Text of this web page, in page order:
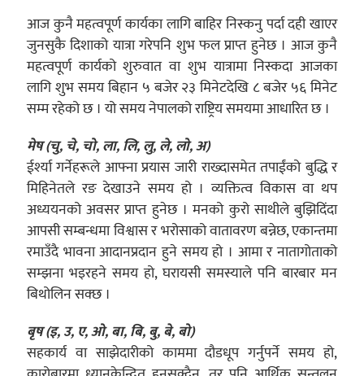
आज कुनै महत्वपूर्ण कार्यका लागि बाहिर निस्कनु पर्दा दही खाएर
जुनसुकै दिशाको यात्रा गरेपनि शुभ फल प्राप्त हुनेछ । आज कुनै
महत्वपूर्ण कार्यको शुरुवात वा शुभ यात्रामा निस्कदा आजका
लागि शुभ समय बिहान ५ बजेर २३ मिनेटदेखि ८ बजेर ५६ मिनेट
सम्म रहेको छ । यो समय नेपालको राष्ट्रिय समयमा आधारित छ ।
मेष (चु, चे, चो, ला, लि, लु, ले, लो, अ)
ईर्श्या गर्नेहरूले आफ्ना प्रयास जारी राख्दासमेत तपाईंको बुद्धि र
मिहिनेतले रङ देखाउने समय हो । व्यक्तित्व विकास वा थप
अध्ययनको अवसर प्राप्त हुनेछ । मनको कुरो साथीले बुझिदिंदा
आपसी सम्बन्धमा विश्वास र भरोसाको वातावरण बन्नेछ, एकान्तमा
रमाउँदै भावना आदानप्रदान हुने समय हो । आमा र नातागोताको
सम्झना भइरहने समय हो, घरायसी समस्याले पनि बारबार मन
बिथोलिन सक्छ ।
बृष (इ, उ, ए, ओ, बा, बि, बु, बे, बो)
सहकार्य वा साझेदारीको काममा दौडधूप गर्नुपर्ने समय हो,